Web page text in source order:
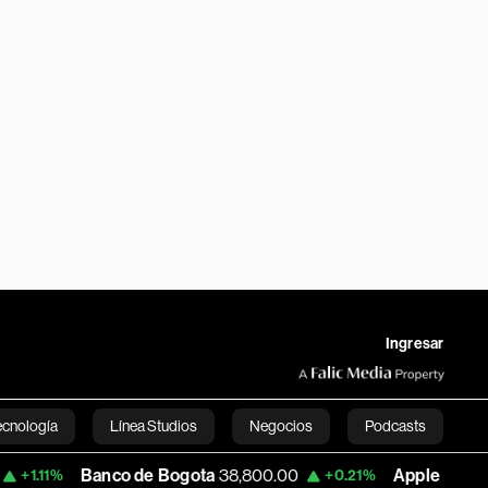
Ingresar
Línea Studios Negocios Podcasts
English
Banco de Bogota 38,800.00 +0.21% Apple 303.27